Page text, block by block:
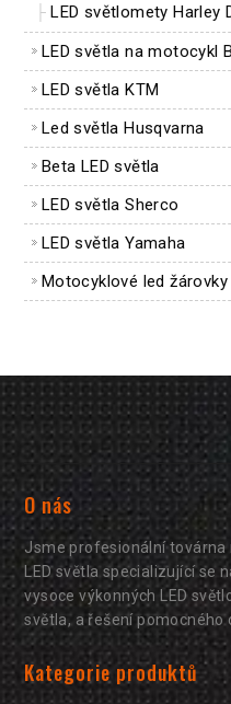
LED světlomety Harley
LED světla na motocykl
LED světla KTM
Led světla Husqvarna
Beta LED světla
LED světla Sherco
LED světla Yamaha
Motocyklové led žárovky
O nás
Jsme profesionální
LED světla specializující se
vysoce výkonných LED
světla, a řešení pomocného
Kategorie produktů